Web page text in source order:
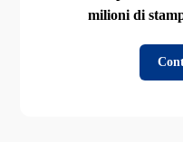
milioni di